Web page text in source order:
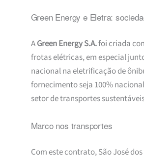
Green Energy e Eletra:
AGreen Energy S.A.foi criada
frotas elétricas, em especial
nacional na eletrificação de
fornecimento seja 100%
setor de transportes
Marco nos transportes
Com este contrato, São José